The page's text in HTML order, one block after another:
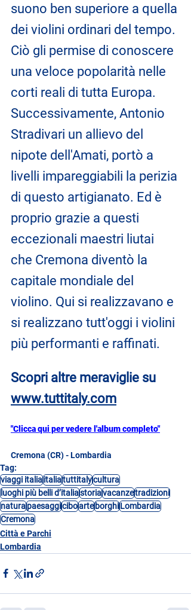
suono ben superiore a quella
dei violini ordinari del tempo.
Ciò gli permise di conoscere
una veloce popolarità nelle
corti reali di tutta Europa.
Successivamente, Antonio
Stradivari un allievo del
nipote dell'Amati, portò a
livelli impareggiabili la perizia
di questo artigianato. Ed è
proprio grazie a questi
eccezionali maestri liutai
che Cremona diventò la
capitale mondiale del
violino. Qui si realizzavano e
si realizzano tutt'oggi i violini
più performanti e raffinati.
Scopri altre meraviglie su
www.tuttitaly.com
"Clicca qui per vedere l'album completo"
Cremona (CR) - Lombardia
Tag:
viaggi italiaitaliatuttitalycultura
luoghi più belli d’italiastoriavacanzetradizioni
naturapaesaggiciboarteborghiLombardia
Cremona
Città e Parchi
Lombardia